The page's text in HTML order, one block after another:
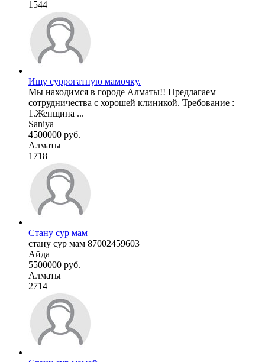
1544
Ищу суррогатную мамочку.
Мы находимся в городе Алматы!! Предлагаем
сотрудничества с хорошей клиникой. Требование :
1.Женщина ...
Saniya
4500000 руб.
Алматы
1718
Стану сур мам
стану сур мам 87002459603
Айда
5500000 руб.
Алматы
2714